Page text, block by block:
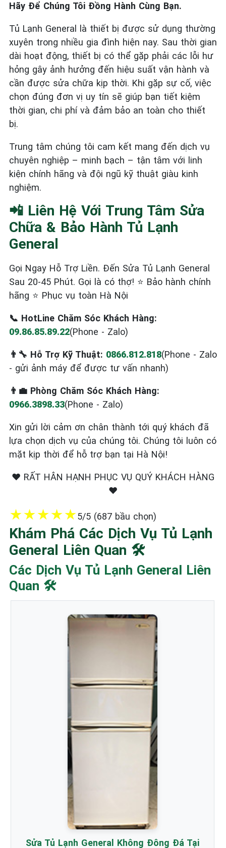
Hãy Để Chúng Tôi Đồng Hành Cùng Bạn.
Tủ Lạnh General là thiết bị được sử dụng thường
xuyên trong nhiều gia đình hiện nay. Sau thời gian
dài hoạt động, thiết bị có thể gặp phải các lỗi hư
hỏng gây ảnh hưởng đến hiệu suất vận hành và
cần được sửa chữa kịp thời. Khi gặp sự cố, việc
chọn đúng đơn vị uy tín sẽ giúp bạn tiết kiệm
thời gian, chi phí và đảm bảo an toàn cho thiết
bị.
Trung tâm chúng tôi cam kết mang đến dịch vụ
chuyên nghiệp – minh bạch – tận tâm với linh
kiện chính hãng và đội ngũ kỹ thuật giàu kinh
nghiệm.
📲 Liên Hệ Với Trung Tâm Sửa
Chữa & Bảo Hành Tủ Lạnh
General
Gọi Ngay Hỗ Trợ Liền. Đến Sửa Tủ Lạnh General
Sau 20-45 Phút. Gọi là có thợ! ⭐ Bảo hành chính
hãng ⭐ Phục vụ toàn Hà Nội
📞 HotLine Chăm Sóc Khách Hàng:
09.86.85.89.22(Phone - Zalo)
👨‍🔧 Hỗ Trợ Kỹ Thuật: 0866.812.818(Phone - Zalo
- gửi ảnh máy để được tư vấn nhanh)
👨‍💼 Phòng Chăm Sóc Khách Hàng:
0966.3898.33(Phone - Zalo)
Xin gửi lời cảm ơn chân thành tới quý khách đã
lựa chọn dịch vụ của chúng tôi. Chúng tôi luôn có
mặt kịp thời để hỗ trợ bạn tại Hà Nội!
❤️ RẤT HÂN HẠNH PHỤC VỤ QUÝ KHÁCH HÀNG
❤️
★★★★★5/5 (687 bầu chọn)
Khám Phá Các Dịch Vụ Tủ Lạnh
General Liên Quan 🛠️
Các Dịch Vụ Tủ Lạnh General Liên
Quan 🛠️
Sửa Tủ Lạnh General Không Đông Đá Tại